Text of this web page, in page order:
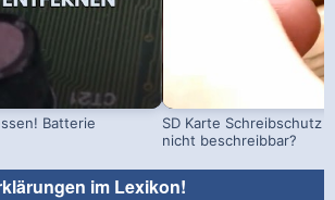
Batterie
SD Karte Schreibschutz
nicht beschreibbar?
im Lexikon!